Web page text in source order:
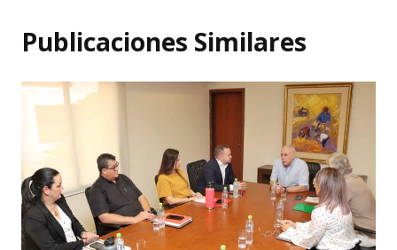
Publicaciones Similares